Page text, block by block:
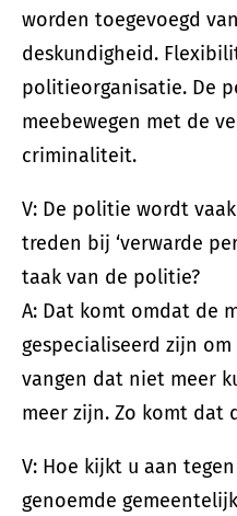
worden toegevoegd
deskundigheid.
politieorganisatie. De
meebewegen met de
criminaliteit.
V: De politie wordt
treden bij ‘verwarde
taak van de politie?
A: Dat komt omdat de
gespecialiseerd zijn
vangen dat niet meer
meer zijn. Zo komt
V: Hoe kijkt u aan
genoemde